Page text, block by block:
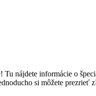
Tu nájdete informácie o
si môžete